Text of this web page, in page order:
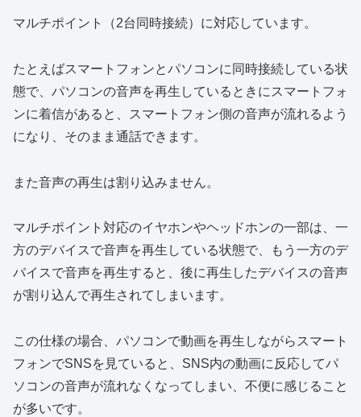
マルチポイント（2台同時接続）に対応しています。
たとえばスマートフォンとパソコンに同時接続している状
態で、パソコンの音声を再生しているときにスマートフォ
ンに着信があると、スマートフォン側の音声が流れるよう
になり、そのまま通話できます。
また音声の再生は割り込みません。
マルチポイント対応のイヤホンやヘッドホンの一部は、一
方のデバイスで音声を再生している状態で、もう一方のデ
バイスで音声を再生すると、後に再生したデバイスの音声
が割り込んで再生されてしまいます。
この仕様の場合、パソコンで動画を再生しながらスマート
フォンでSNSを見ていると、SNS内の動画に反応してパ
ソコンの音声が流れなくなってしまい、不便に感じること
が多いです。